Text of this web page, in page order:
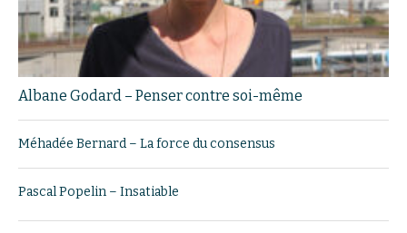
Albane Godard – Penser contre soi-même
Méhadée Bernard – La force du consensus
Pascal Popelin – Insatiable